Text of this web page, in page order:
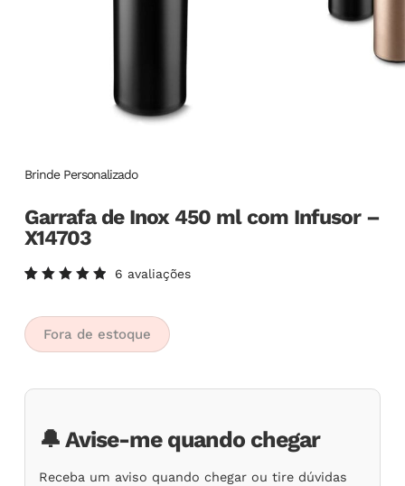
Brinde Personalizado
Garrafa de Inox 450 ml com Infusor –
X14703
5.00de
5, com
baseado
em
clientes
6 avaliações
Fora de estoque
🔔 Avise-me quando chegar
Receba um aviso quando chegar ou tire dúvidas